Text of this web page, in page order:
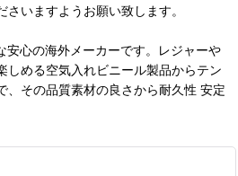
さいますようお願い致します。
安心の海外メーカーです。レジャーや
しめる空気入れビニール製品からテン
、その品質素材の良さから耐久性 安定